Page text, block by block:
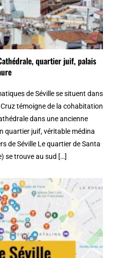
quartier juif, palais
de Séville se situent dans
témoigne de la cohabitation
dans une ancienne
quartier juif, véritable médina
de Séville Le quartier de Santa
se trouve au sud […]